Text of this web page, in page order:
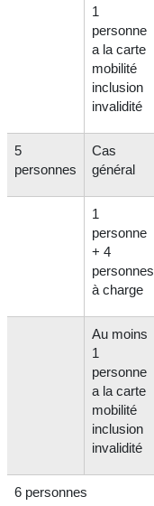
1
personne
a la carte
mobilité
inclusion
invalidité
5
personnes
Cas
général
1
personne
+ 4
personnes
à charge
Au moins
1
personne
a la carte
mobilité
inclusion
invalidité
6 personnes